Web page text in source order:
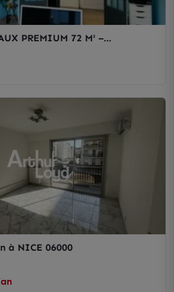
PREMIUM 72 M² –
à NICE 06000